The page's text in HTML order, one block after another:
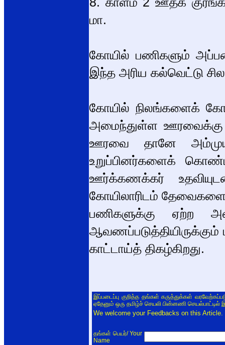
மா.
கோயில் பணிகளும்
இந்த அரிய கல்வெட்டு
கோயில் நிலங்களைக்
அமைந்துள்ள ஊரவைக்கு
ஊரவை தானே
உறுப்பினர்களைக்
ஊர்க்கணக்கர்
கோயிலாரிடம்
பணிகளுக்கு ஏற்ற
ஆவணப்படுத்தியிருக்கும்
காட்டாய்த் திகழ்கிறது.
இப்படைப்பு குறித்த தங்கள் கருத்துக்கள்
ஏதேனும் ஒரு தமிழ்ச் செயலி பின்னணி
We welcome your Feedbacks on this
தங்கள் பெயர்/ Your
Name